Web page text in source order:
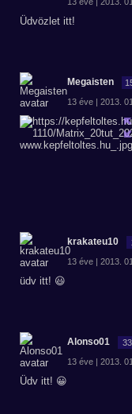
Üdvözlet itt!
Megaisten
13 éve | 2013.
krakateu10
13 éve | 2013.
üdv itt! 😃
Alonso01 33
13 éve | 2013.
Üdv itt! 😀